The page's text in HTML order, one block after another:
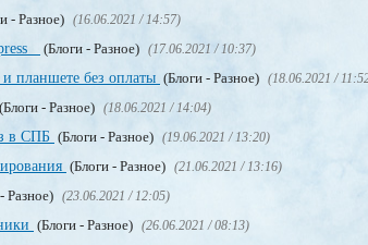
- Разное) (16.06.2021 / 14:57)
(Блоги - Разное) (17.06.2021 / 10:37)
планшете без оплаты (Блоги - Разное) (18.06.2021 /
(Блоги - Разное) (18.06.2021 / 14:04)
в СПБ (Блоги - Разное) (19.06.2021 / 13:20)
(Блоги - Разное) (21.06.2021 / 13:16)
Разное) (23.06.2021 / 12:05)
(Блоги - Разное) (26.06.2021 / 08:13)